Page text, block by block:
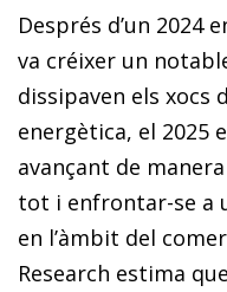
Després d’un 2024
va créixer un
dissipaven els xocs
energètica, el 2025
avançant de
tot i enfrontar-se a
en l’àmbit del
Research estima